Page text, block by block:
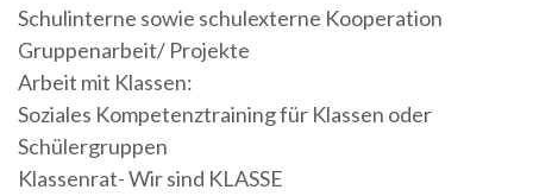
Schulinterne sowie schulexterne Kooperation
Gruppenarbeit/ Projekte
Arbeit mit Klassen:
Soziales Kompetenztraining für Klassen oder
Schülergruppen
Klassenrat- Wir sind KLASSE